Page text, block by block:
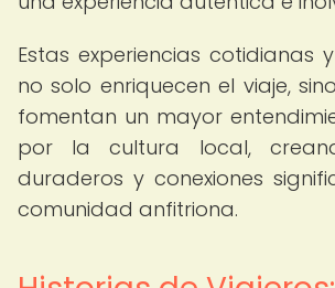
Estas experiencias cotidianas
no solo enriquecen el viaje,
fomentan un mayor
por la cultura local,
duraderos y conexiones
comunidad anfitriona.